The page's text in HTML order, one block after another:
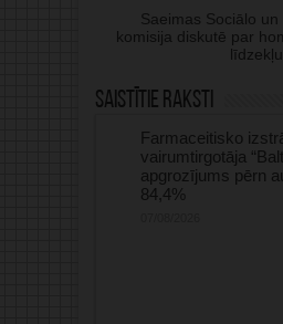
Saeimas Sociālo un
komisija diskutē par
Saistītie raksti
Farmaceitisko
vairumtirgotāja
apgrozījums pērn
84,4%